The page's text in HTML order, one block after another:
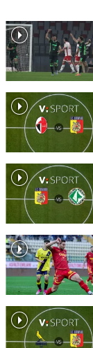
Stadio: Nicola
Capienza Stadio:
Indirizzo stadio:
Dimensioni